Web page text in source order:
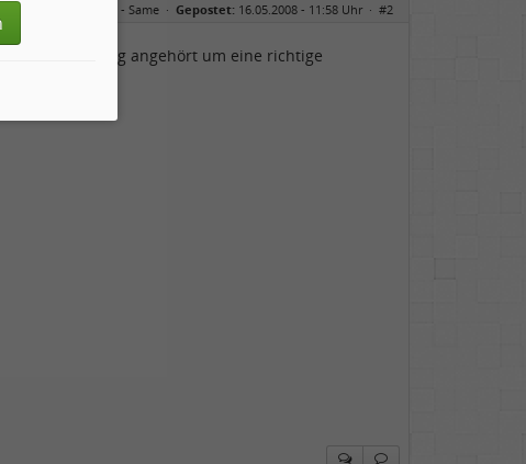
Betreff: Re: Blackfield - Same · Gepostet: 16.05.2008 - 11:58 Uhr · #2
nicht oft genug angehört um eine richtige